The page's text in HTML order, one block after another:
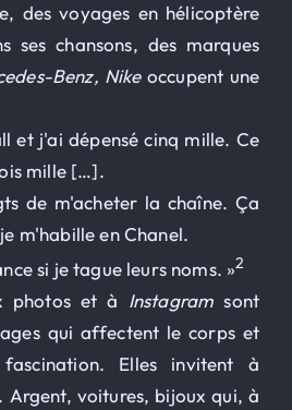
des voyages en hélicoptère
ses chansons, des marques
Benz, Nikeoccupent une
et j'ai dépensé cinq mille. Ce
mille […].
de m'acheter la chaîne. Ça
m'habille en Chanel.
si je tague leurs noms. »2
photos et à Instagram sont
qui affectent le corps et
Elles invitent à
Argent, voitures, bijoux qui, à